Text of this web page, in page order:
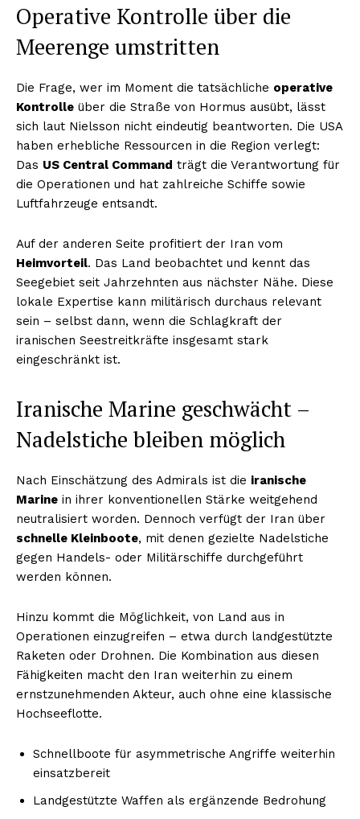
Operative Kontrolle über die
Meerenge umstritten
Die Frage, wer im Moment die tatsächliche operative
Kontrolle über die Straße von Hormus ausübt, lässt
sich laut Nielsson nicht eindeutig beantworten. Die USA
haben erhebliche Ressourcen in die Region verlegt:
Das US Central Command trägt die Verantwortung für
die Operationen und hat zahlreiche Schiffe sowie
Luftfahrzeuge entsandt.
Auf der anderen Seite profitiert der Iran vom
Heimvorteil. Das Land beobachtet und kennt das
Seegebiet seit Jahrzehnten aus nächster Nähe. Diese
lokale Expertise kann militärisch durchaus relevant
sein – selbst dann, wenn die Schlagkraft der
iranischen Seestreitkräfte insgesamt stark
eingeschränkt ist.
Iranische Marine geschwächt –
Nadelstiche bleiben möglich
Nach Einschätzung des Admirals ist die iranische
Marine in ihrer konventionellen Stärke weitgehend
neutralisiert worden. Dennoch verfügt der Iran über
schnelle Kleinboote, mit denen gezielte Nadelstiche
gegen Handels- oder Militärschiffe durchgeführt
werden können.
Hinzu kommt die Möglichkeit, von Land aus in
Operationen einzugreifen – etwa durch landgestützte
Raketen oder Drohnen. Die Kombination aus diesen
Fähigkeiten macht den Iran weiterhin zu einem
ernstzunehmenden Akteur, auch ohne eine klassische
Hochseeflotte.
Schnellboote für asymmetrische Angriffe weiterhin
einsatzbereit
Landgestützte Waffen als ergänzende Bedrohung